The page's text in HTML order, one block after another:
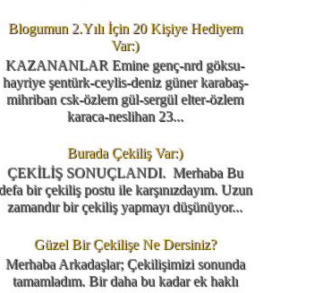
Blogumun 2.Yılı İçin 20 Kişiye Hediyem
Var:)
KAZANANLAR Emine genç-nrd göksu-
hayriye şentürk-ceylis-deniz güner karabaş-
mihriban csk-özlem gül-sergül elter-özlem
karaca-neslihan 23...
Burada Çekiliş Var:)
ÇEKİLİŞ SONUÇLANDI. Merhaba Bu
bir çekiliş postu ile karşınızdayım. Uzun
zamandır bir çekiliş yapmayı düşünüyor...
Güzel Bir Çekilişe Ne Dersiniz?
Merhaba Arkadaşlar; Çekilişimizi sonunda
tamamladım. Bir daha bu kadar ek haklı